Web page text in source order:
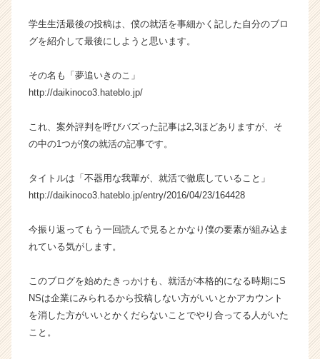
ィ
ー
ム
イ
ン】
ベ
ー・
企
業
ら
学生生活最後の投稿は、僕の就活を事細かく記した自分のブロ
グを紹介して最後にしようと思います。
その名も「夢追いきのこ」
http://daikinoco3.hateblo.jp/
これ、案外評判を呼びバズった記事は2,3ほどありますが、そ
の中の1つが僕の就活の記事です。
タイトルは「不器用な我輩が、就活で徹底していること」
http://daikinoco3.hateblo.jp/entry/2016/04/23/164428
今振り返ってもう一回読んで見るとかなり僕の要素が組み込ま
れている気がします。
このブログを始めたきっかけも、就活が本格的になる時期にS
NSは企業にみられるから投稿しない方がいいとかアカウント
を消した方がいいとかくだらないことでやり合ってる人がいた
こと。